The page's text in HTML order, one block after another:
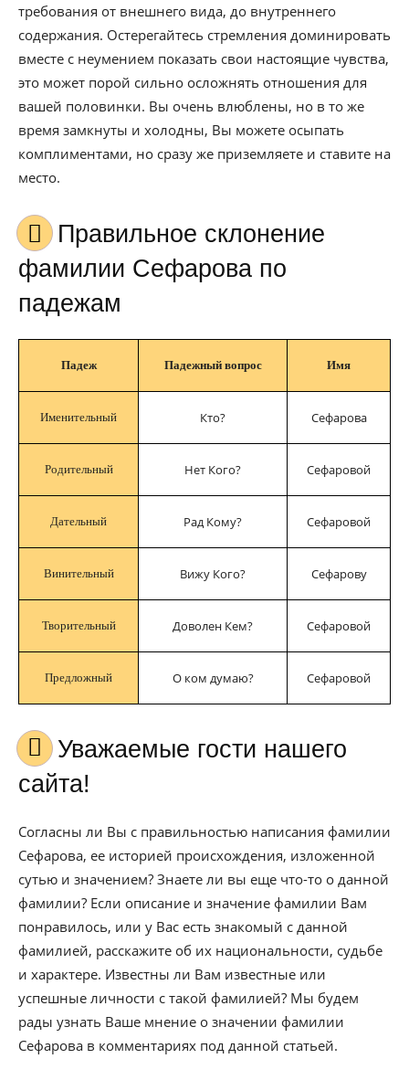
требования от внешнего вида, до внутреннего
содержания. Остерегайтесь стремления доминировать
вместе с неумением показать свои настоящие чувства,
это может порой сильно осложнять отношения для
вашей половинки. Вы очень влюблены, но в то же
время замкнуты и холодны, Вы можете осыпать
комплиментами, но сразу же приземляете и ставите на
место.
Правильное склонение
фамилии Сефарова по
падежам
Падеж Падежный вопрос Имя
Именительный Кто? Сефарова
Родительный Нет Кого? Сефаровой
Дательный Рад Кому? Сефаровой
Винительный Вижу Кого? Сефарову
Творительный Доволен Кем? Сефаровой
Предложный О ком думаю? Сефаровой
Уважаемые гости нашего
сайта!
Согласны ли Вы с правильностью написания фамилии
Сефарова, ее историей происхождения, изложенной
сутью и значением? Знаете ли вы еще что-то о данной
фамилии? Если описание и значение фамилии Вам
понравилось, или у Вас есть знакомый с данной
фамилией, расскажите об их национальности, судьбе
и характере. Известны ли Вам известные или
успешные личности с такой фамилией? Мы будем
рады узнать Ваше мнение о значении фамилии
Сефарова в комментариях под данной статьей.